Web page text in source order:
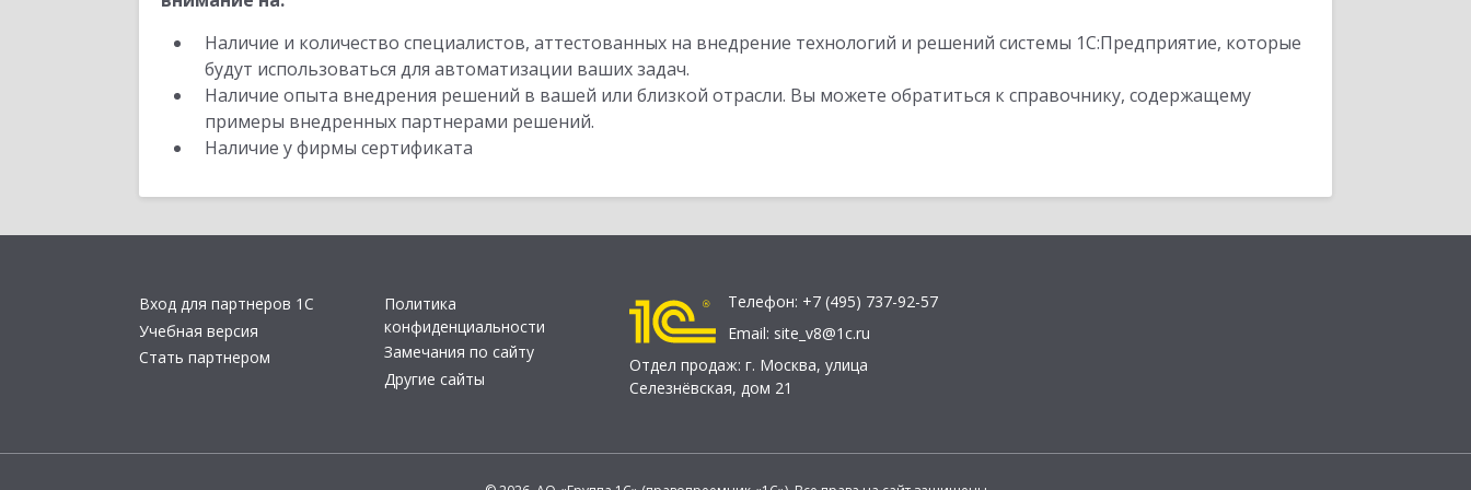
Наличие и количество специалистов, аттестованных на внедрение технологий и решений системы 1С:Предприятие, которые
будут использоваться для автоматизации ваших задач.
Наличие опыта внедрения решений в вашей или близкой отрасли. Вы можете обратиться к справочнику, содержащему
примеры внедренных партнерами решений.
Наличие у фирмы сертификата
Вход для партнеров 1С
Учебная версия
Стать партнером
Политика
конфиденциальности
Замечания по сайту
Другие сайты
Телефон: +7 (495) 737-92-57
Email: site_v8@1c.ru
Отдел продаж: г. Москва, улица
Селезнёвская, дом 21